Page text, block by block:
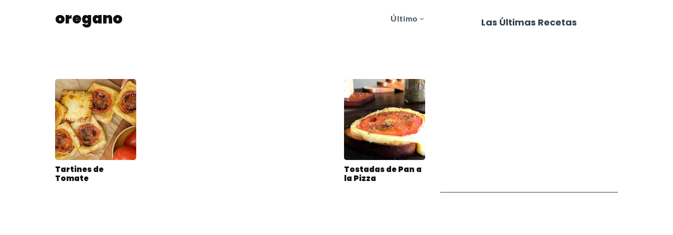
Último
oregano
Tartines de
Tomate
Tostadas de Pan a
la Pizza
Las Últimas Recetas